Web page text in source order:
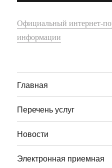
Официальный интернет-
информации
Главная
Перечень услуг
Новости
Электронная приемная